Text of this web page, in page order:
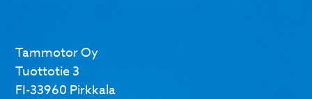
Tammotor Oy
Tuottotie 3
FI-33960 Pirkkala